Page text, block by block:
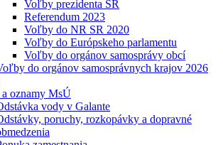
Voľby prezidenta SR
Referendum 2023
Voľby do NR SR 2020
Voľby do Európskeho parlamentu
Voľby do orgánov samosprávy obcí
do orgánov samosprávnych krajov 2026
a oznamy MsÚ
vody v Galante
poruchy, rozkopávky a dopravné